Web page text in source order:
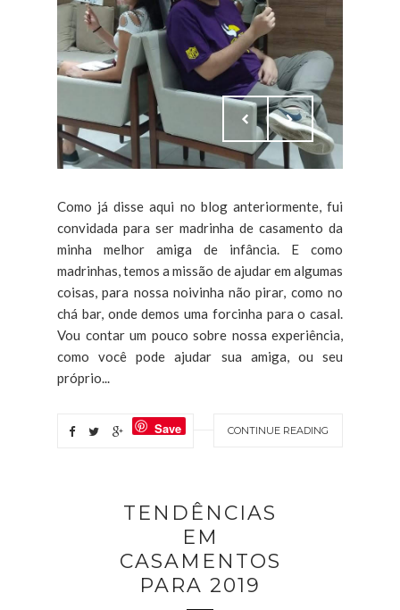
Como já disse aqui no blog anteriormente, fui
convidada para ser madrinha de casamento da
minha melhor amiga de infância. E como
madrinhas, temos a missão de ajudar em algumas
coisas, para nossa noivinha não pirar, como no
chá bar, onde demos uma forcinha para o casal.
Vou contar um pouco sobre nossa experiência,
como você pode ajudar sua amiga, ou seu
próprio...
CONTINUE READING
Save
TENDÊNCIAS
EM
CASAMENTOS
PARA 2019